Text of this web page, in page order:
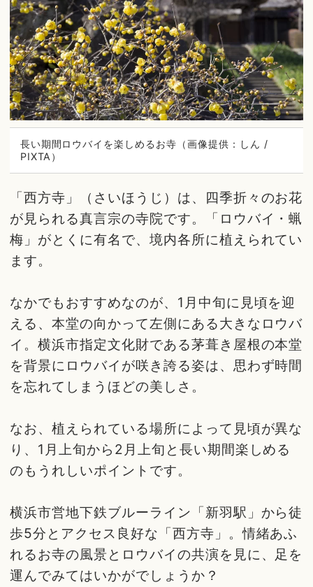
長い期間ロウバイを楽しめるお寺（画像提供：しん /
PIXTA）
「西方寺」（さいほうじ）は、四季折々のお花
が見られる真言宗の寺院です。「ロウバイ・蝋
梅」がとくに有名で、境内各所に植えられてい
ます。
なかでもおすすめなのが、1月中旬に見頃を迎
える、本堂の向かって左側にある大きなロウバ
イ。横浜市指定文化財である茅葺き屋根の本堂
を背景にロウバイが咲き誇る姿は、思わず時間
を忘れてしまうほどの美しさ。
なお、植えられている場所によって見頃が異な
り、1月上旬から2月上旬と長い期間楽しめる
のもうれしいポイントです。
横浜市営地下鉄ブルーライン「新羽駅」から徒
歩5分とアクセス良好な「西方寺」。情緒あふ
れるお寺の風景とロウバイの共演を見に、足を
運んでみてはいかがでしょうか？